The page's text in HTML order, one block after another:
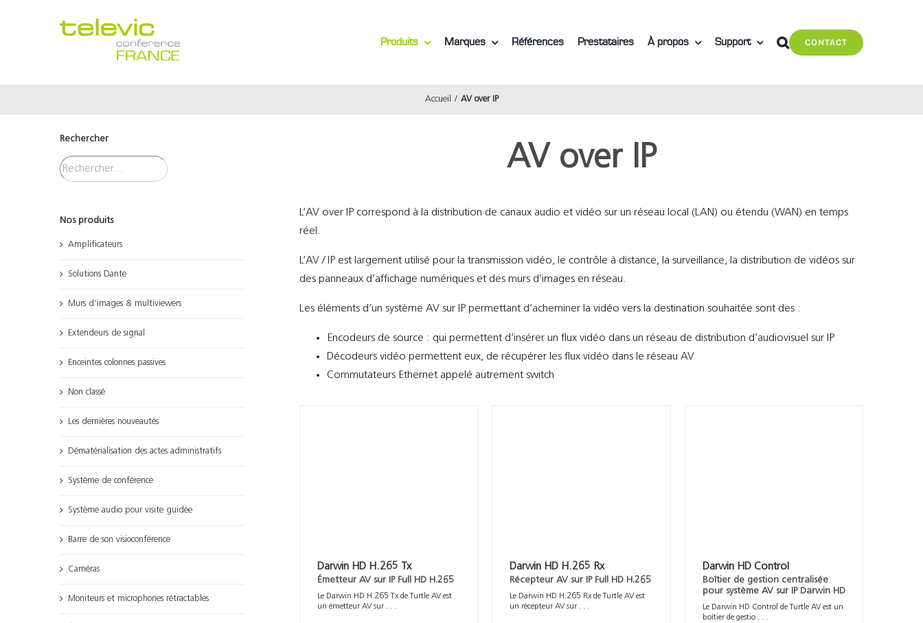
Produits Marques Références Prestataires À propos Support CONTACT
Accueil AV over IP
AV over IP
L’AV over IP correspond à la distribution de canaux audio et vidéo sur un réseau local (LAN) ou étendu (WAN) en temps
réel.
L’AV / IP est largement utilisé pour la transmission vidéo, le contrôle à distance, la surveillance, la distribution de vidéos sur
des panneaux d’affichage numériques et des murs d’images en réseau.
Les éléments d’un système AV sur IP permettant d’acheminer la vidéo vers la destination souhaitée sont des :
Encodeurs de source : qui permettent d’insérer un flux vidéo dans un réseau de distribution d’audiovisuel sur IP
Décodeurs vidéo permettent eux, de récupérer les flux vidéo dans le réseau AV
Commutateurs Ethernet appelé autrement switch
Darwin HD H.265 Tx
Émetteur AV sur IP Full HD H.265
Le Darwin HD H.265 Tx de Turtle AV est
un émetteur AV sur . . .
Darwin HD H.265 Rx
Récepteur AV sur IP Full HD H.265
Le Darwin HD H.265 Rx de Turtle AV est
un récepteur AV sur . . .
Darwin HD Control
Boîtier de gestion centralisée
pour système AV sur IP Darwin HD
Le Darwin HD Control de Turtle AV est un
boîtier de gestio . . .
Rechercher
Nos produits
Amplificateurs
Solutions Dante
Murs d’images & multiviewers
Extendeurs de signal
Enceintes colonnes passives
Non classé
Les dernières nouveautés
Dématérialisation des actes administratifs
Système de conférence
Système audio pour visite guidée
Barre de son visioconférence
Caméras
Moniteurs et microphones rétractables